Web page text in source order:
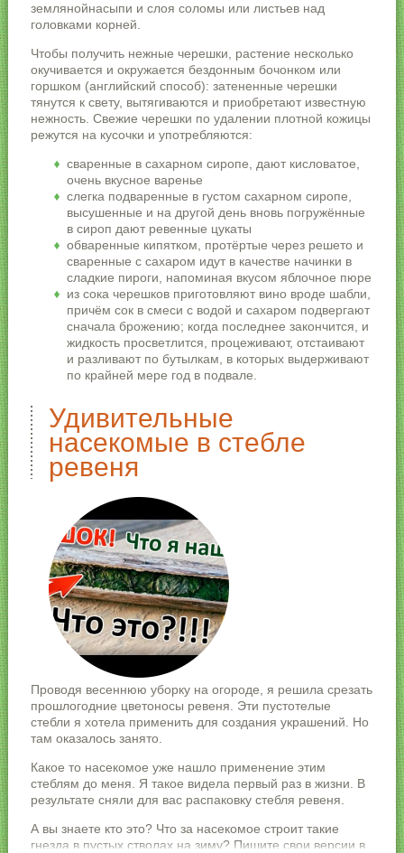
землянойнасыпи и слоя соломы или листьев над
головками корней.
Чтобы получить нежные черешки, растение несколько
окучивается и окружается бездонным бочонком или
горшком (английский способ): затененные черешки
тянутся к свету, вытягиваются и приобретают известную
нежность. Свежие черешки по удалении плотной кожицы
режутся на кусочки и употребляются:
сваренные в сахарном сиропе, дают кисловатое,
очень вкусное варенье
слегка подваренные в густом сахарном сиропе,
высушенные и на другой день вновь погружённые
в сироп дают ревенные цукаты
обваренные кипятком, протёртые через решето и
сваренные с сахаром идут в качестве начинки в
сладкие пироги, напоминая вкусом яблочное пюре
из сока черешков приготовляют вино вроде шабли,
причём сок в смеси с водой и сахаром подвергают
сначала брожению; когда последнее закончится, и
жидкость просветлится, процеживают, отстаивают
и разливают по бутылкам, в которых выдерживают
по крайней мере год в подвале.
Удивительные
насекомые в стебле
ревеня
Проводя весеннюю уборку на огороде, я решила срезать
прошлогодние цветоносы ревеня. Эти пустотелые
стебли я хотела применить для создания украшений. Но
там оказалось занято.
Какое то насекомое уже нашло применение этим
стеблям до меня. Я такое видела первый раз в жизни. В
результате сняли для вас распаковку стебля ревеня.
А вы знаете кто это? Что за насекомое строит такие
гнезда в пустых стволах на зиму? Пишите свои версии в